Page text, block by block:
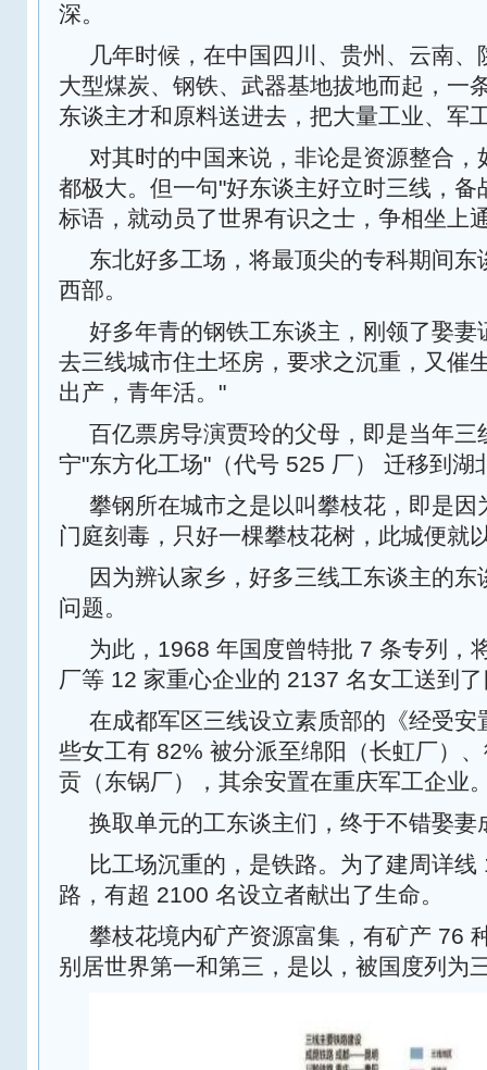
深。
几年时候，在中国四川、贵州、云南
大型煤炭、钢铁、武器基地拔地而起，一
东谈主才和原料送进去，把大量工业、军
对其时的中国来说，非论是资源整合，
都极大。但一句"好东谈主好立时三线，备
标语，就动员了世界有识之士，争相坐上
东北好多工场，将最顶尖的专科期间东
西部。
好多年青的钢铁工东谈主，刚领了娶妻
去三线城市住土坯房，要求之沉重，又催
出产，青年活。"
百亿票房导演贾玲的父母，即是当年三
宁"东方化工场"（代号 525 厂）‌ 迁移到湖
攀钢所在城市之是以叫攀枝花，即是因
门庭刻毒，只好一棵攀枝花树，此城便就
因为辨认家乡，好多三线工东谈主的
问题。
为此，1968 年国度曾特批 7 条专列，
厂等 12 家重心企业的 2137 名女工送到
在成都军区三线设立素质部的《经受安
些女工有 82% 被分派至绵阳（长虹厂）
贡（东锅厂），其余安置在重庆军工企业
换取单元的工东谈主们，终于不错娶妻
比工场沉重的，是铁路。为了建周详
路，有超 2100 名设立者献出了生命。
攀枝花境内矿产资源富集，有矿产 76
别居世界第一和第三，是以，被国度列为